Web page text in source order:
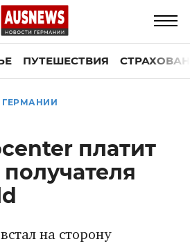
ПУТЕШЕСТВИЯ
ГЕРМАНИИ
платит
на сторону